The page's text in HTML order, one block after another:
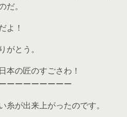
。
よ！
がとう。
本の匠のすごさわ！
ーーーーーーーー
糸が出来上がったのです。